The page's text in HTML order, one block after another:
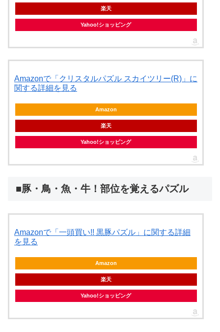
楽天
Yahoo!ショッピング
Amazonで「クリスタルパズル スカイツリー(R)」に
関する詳細を見る
Amazon
楽天
Yahoo!ショッピング
■豚・鳥・魚・牛！部位を覚えるパズル
Amazonで「一頭買い!! 黒豚パズル」に関する詳細
を見る
Amazon
楽天
Yahoo!ショッピング